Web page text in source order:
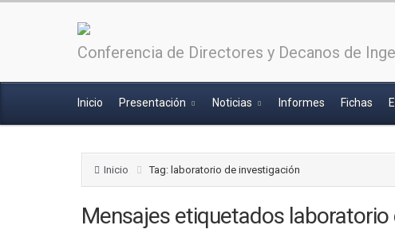
Conferencia de Directores y Decanos de
Inicio Presentación Noticias Informes Fichas
Inicio Tag: laboratorio de investigación
Mensajes etiquetados laboratorio